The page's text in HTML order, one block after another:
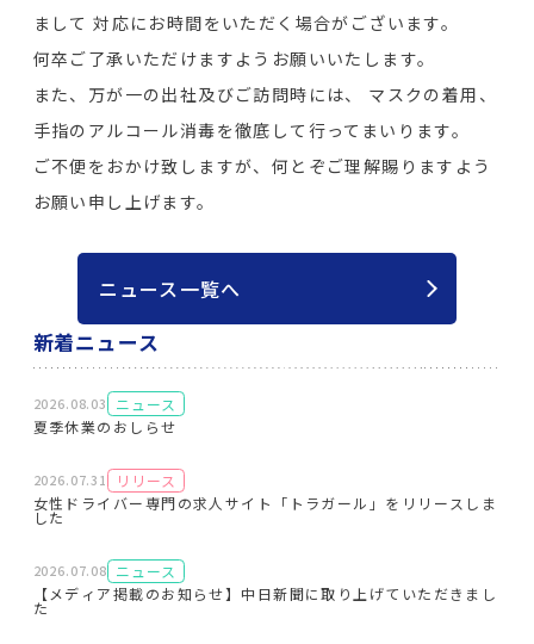
まして 対応にお時間をいただく場合がございます。
何卒ご了承いただけますようお願いいたします。
また、万が一の出社及びご訪問時には、 マスクの着用、
手指のアルコール消毒を徹底して行ってまいります。
ご不便をおかけ致しますが、何とぞご理解賜りますよう
お願い申し上げます。
ニュース一覧へ
新着ニュース
2026.08.03
ニュース
夏季休業のおしらせ
2026.07.31
リリース
女性ドライバー専門の求人サイト「トラガール」をリリースしま
した
2026.07.08 ニュース
【メディア掲載のお知らせ】中日新聞に取り上げていただきまし
た